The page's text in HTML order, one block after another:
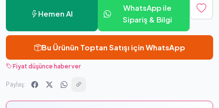
Hemen Al
WhatsApp ile
Sipariş & Bilgi
Bu Ürünün Toptan Satışı için WhatsApp
Fiyat düşünce haber ver
Paylaş: